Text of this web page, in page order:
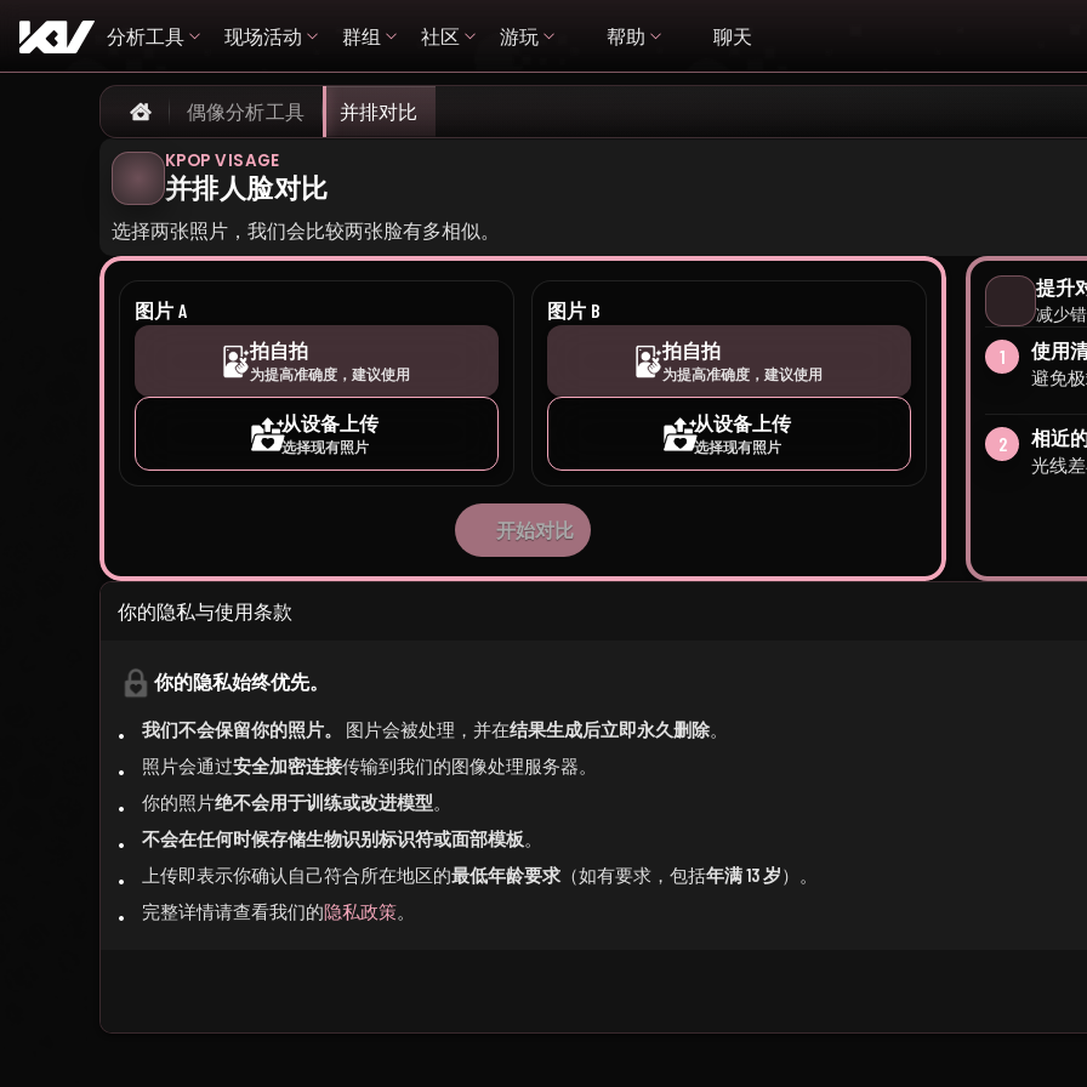
分析工具 现场活动 群组 社区 游玩 帮助 聊天
Home
偶像分析工具 并排对比
KPOP VISAGE
并排人脸对比
选择两张照片，我们会比较两张脸有多相似。
图片 A
拍自拍
为提高准确度，建议使用
从设备上传
选择现有照片
图片 B
拍自拍
为提高准确度，建议使用
从设备上传
选择现有照片
开始对比
提升
减少
1 使用
避免
2 相近
光线
你的隐私与使用条款
你的隐私始终优先。
我们不会保留你的照片。 图片会被处理，并在结果生成后立即永久删除。
照片会通过安全加密连接传输到我们的图像处理服务器。
你的照片绝不会用于训练或改进模型。
不会在任何时候存储生物识别标识符或面部模板。
上传即表示你确认自己符合所在地区的最低年龄要求 （如有要求，包括年满 13 岁）。
完整详情请查看我们的隐私政策。